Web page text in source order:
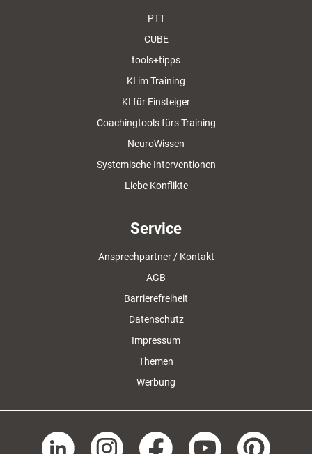
PTT
CUBE
tools+tipps
KI im Training
KI für Einsteiger
Coachingtools fürs Training
NeuroWissen
Systemische Interventionen
Liebe Konflikte
Service
Ansprechpartner / Kontakt
AGB
Barrierefreiheit
Datenschutz
Impressum
Themen
Werbung